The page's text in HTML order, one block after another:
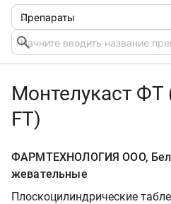
Монтелукаст ФТ
FT)
ФАРМТЕХНОЛОГИЯ ООО,
жевательные
Плоскоцилиндрические